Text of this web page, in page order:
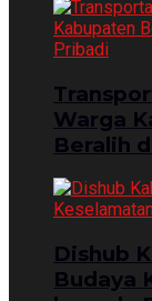
Warga
Beralih
Dishub
Budaya